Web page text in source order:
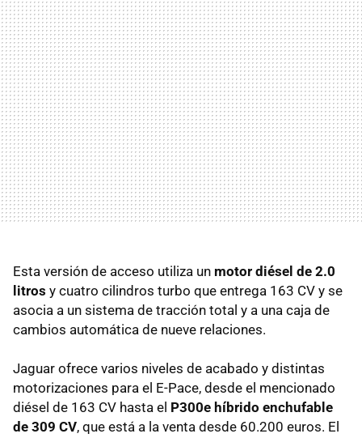
Esta versión de acceso utiliza un motor diésel de 2.0
litros y cuatro cilindros turbo que entrega 163 CV y se
asocia a un sistema de tracción total y a una caja de
cambios automática de nueve relaciones.
Jaguar ofrece varios niveles de acabado y distintas
motorizaciones para el E-Pace, desde el mencionado
diésel de 163 CV hasta el P300e híbrido enchufable
de 309 CV, que está a la venta desde 60.200 euros. El